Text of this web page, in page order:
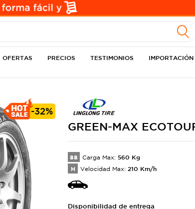
OFERTAS PRECIOS TESTIMONIOS IMPORTACIÓN
-32%
GREEN-MAX
88 Carga Max: 560 Kg
H Velocidad Max: 210 Km/h
Disponibilidad de entrega